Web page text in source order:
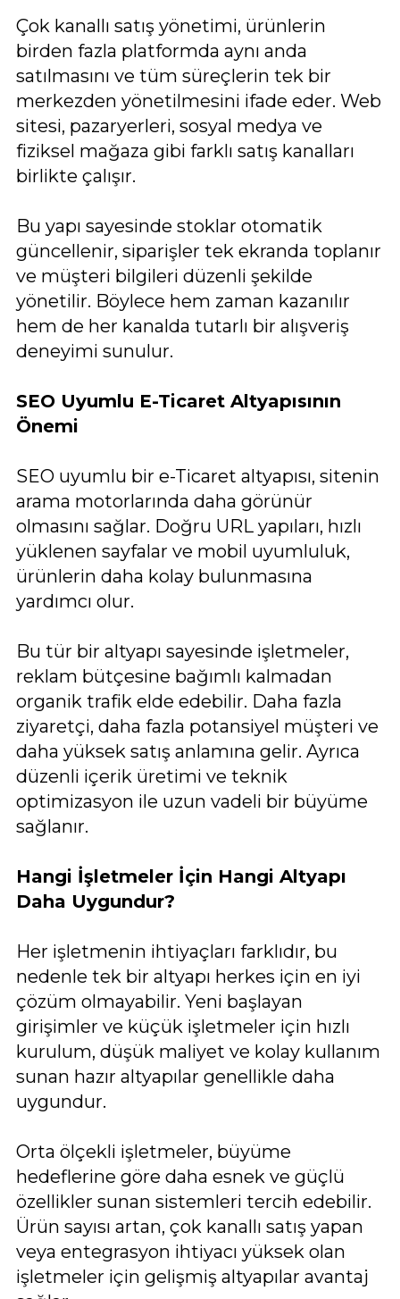
Çok kanallı satış yönetimi, ürünlerin
birden fazla platformda aynı anda
satılmasını ve tüm süreçlerin tek bir
merkezden yönetilmesini ifade eder. Web
sitesi, pazaryerleri, sosyal medya ve
fiziksel mağaza gibi farklı satış kanalları
birlikte çalışır.
Bu yapı sayesinde stoklar otomatik
güncellenir, siparişler tek ekranda toplanır
ve müşteri bilgileri düzenli şekilde
yönetilir. Böylece hem zaman kazanılır
hem de her kanalda tutarlı bir alışveriş
deneyimi sunulur.
SEO Uyumlu E-Ticaret Altyapısının
Önemi
SEO uyumlu bir e-Ticaret altyapısı, sitenin
arama motorlarında daha görünür
olmasını sağlar. Doğru URL yapıları, hızlı
yüklenen sayfalar ve mobil uyumluluk,
ürünlerin daha kolay bulunmasına
yardımcı olur.
Bu tür bir altyapı sayesinde işletmeler,
reklam bütçesine bağımlı kalmadan
organik trafik elde edebilir. Daha fazla
ziyaretçi, daha fazla potansiyel müşteri ve
daha yüksek satış anlamına gelir. Ayrıca
düzenli içerik üretimi ve teknik
optimizasyon ile uzun vadeli bir büyüme
sağlanır.
Hangi İşletmeler İçin Hangi Altyapı
Daha Uygundur?
Her işletmenin ihtiyaçları farklıdır, bu
nedenle tek bir altyapı herkes için en iyi
çözüm olmayabilir. Yeni başlayan
girişimler ve küçük işletmeler için hızlı
kurulum, düşük maliyet ve kolay kullanım
sunan hazır altyapılar genellikle daha
uygundur.
Orta ölçekli işletmeler, büyüme
hedeflerine göre daha esnek ve güçlü
özellikler sunan sistemleri tercih edebilir.
Ürün sayısı artan, çok kanallı satış yapan
veya entegrasyon ihtiyacı yüksek olan
işletmeler için gelişmiş altyapılar avantaj